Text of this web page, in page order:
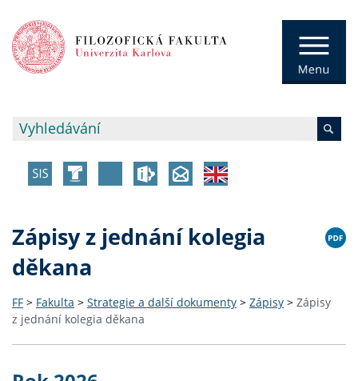
Zápisy z jednání kolegia
děkana
FF > Fakulta > Strategie a další dokumenty > Zápisy > Zápisy
z jednání kolegia děkana